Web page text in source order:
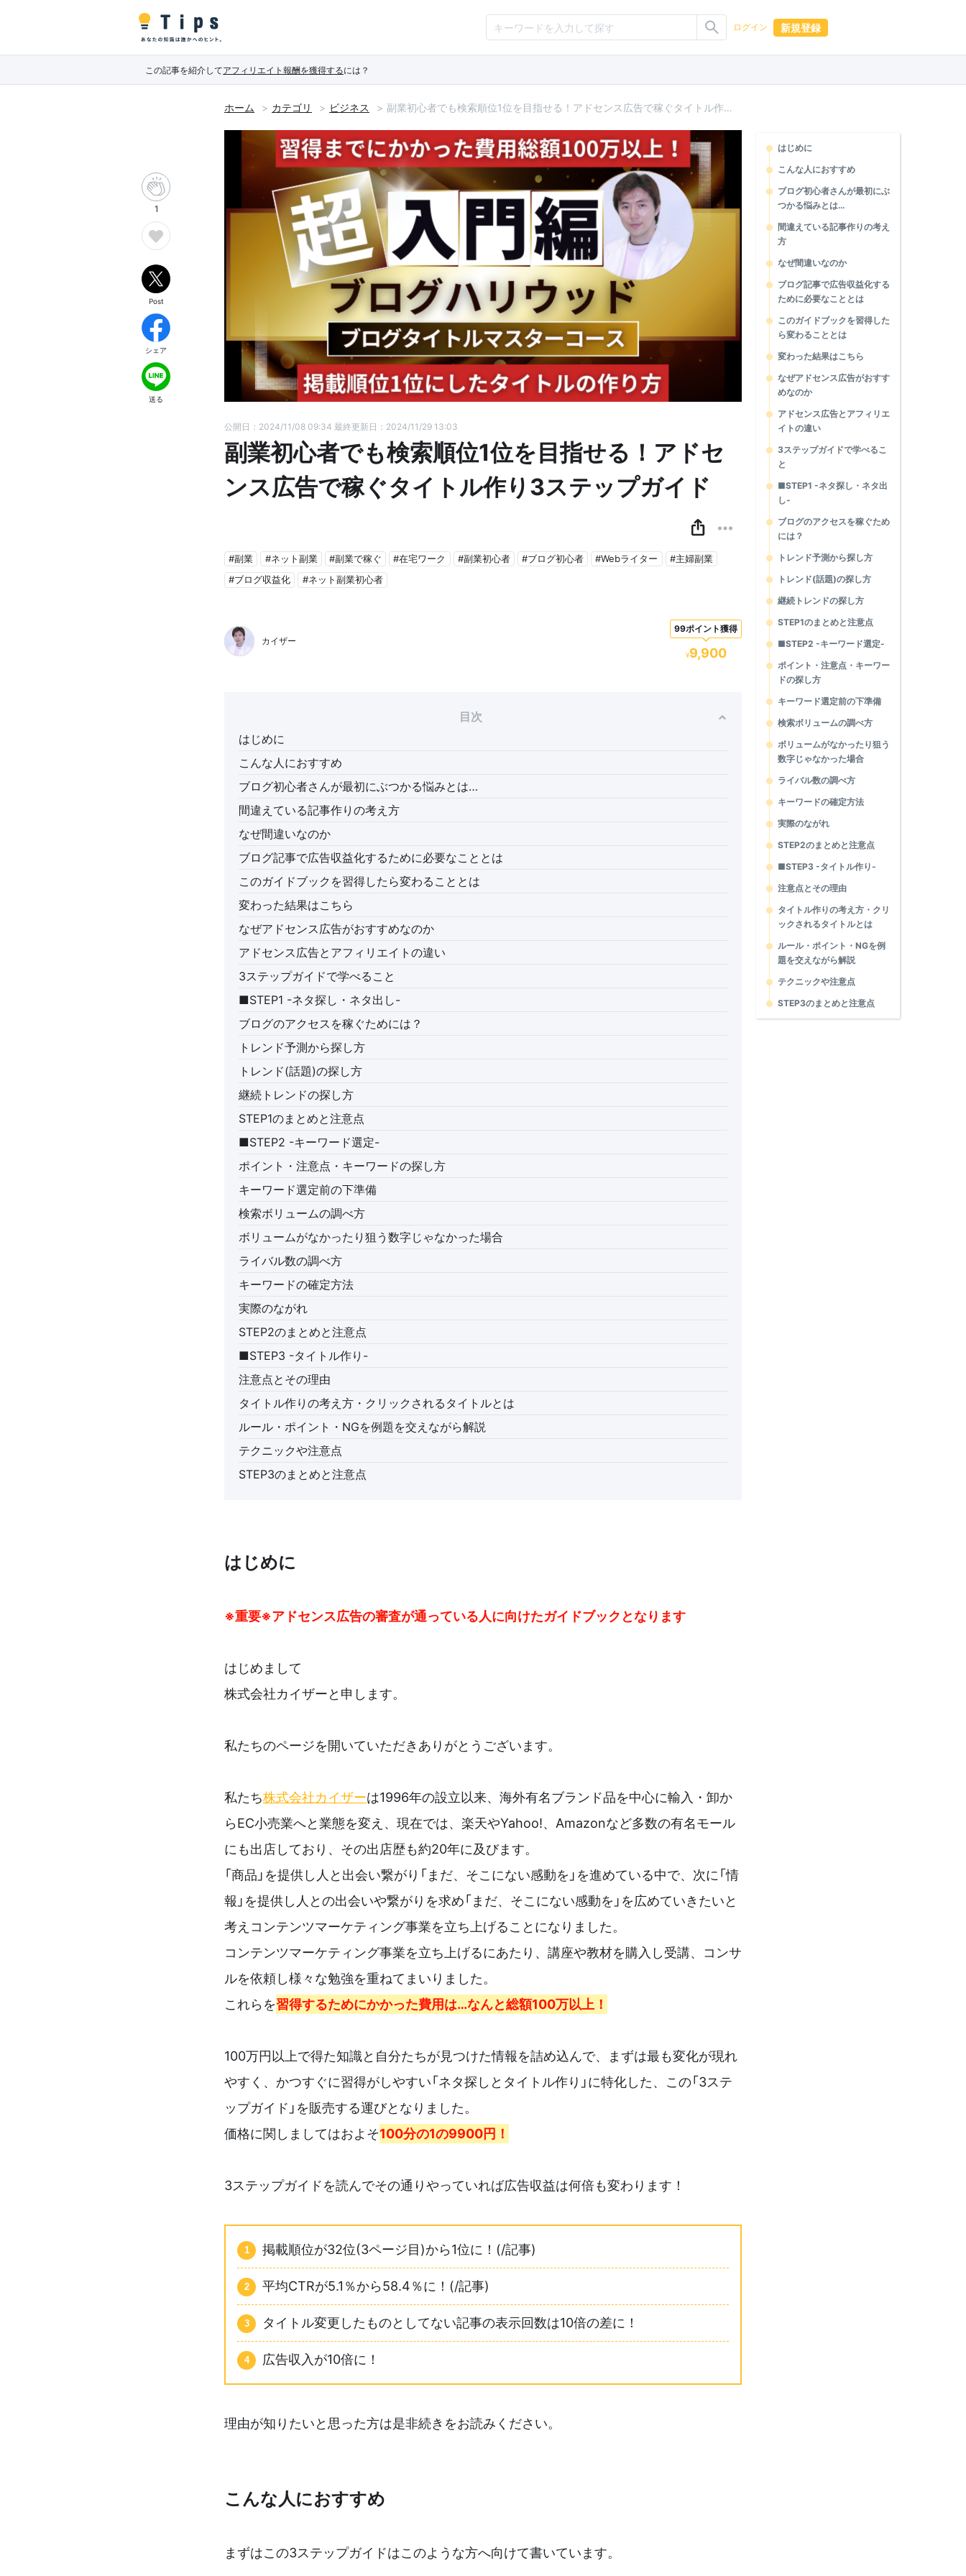
ログイン 新規登録
この記事を紹介してアフィリエイト報酬を獲得するには？
ホーム カテゴリ ビジネス 副業初心者でも検索順位1位を目指せる！アドセンス広告で稼ぐタイトル作り3ステップガイド
公開日：2024/11/08 09:34 最終更新日：2024/11/29 13:03
副業初心者でも検索順位1位を目指せる！アドセ
ンス広告で稼ぐタイトル作り3ステップガイド
#副業 #ネット副業 #副業で稼ぐ #在宅ワーク #副業初心者 #ブログ初心者 #Webライター
#主婦副業
#ブログ収益化
#ネット副業初心者
99ポイント獲得
¥9,900
カイザー
目次
はじめに
こんな人におすすめ
ブログ初心者さんが最初にぶつかる悩みとは…
間違えている記事作りの考え方
なぜ間違いなのか
ブログ記事で広告収益化するために必要なこととは
このガイドブックを習得したら変わることとは
変わった結果はこちら
なぜアドセンス広告がおすすめなのか
アドセンス広告とアフィリエイトの違い
3ステップガイドで学べること
■STEP1 -ネタ探し・ネタ出し-
ブログのアクセスを稼ぐためには？
トレンド予測から探し方
トレンド(話題)の探し方
継続トレンドの探し方
STEP1のまとめと注意点
■STEP2 -キーワード選定-
ポイント・注意点・キーワードの探し方
キーワード選定前の下準備
検索ボリュームの調べ方
ボリュームがなかったり狙う数字じゃなかった場合
ライバル数の調べ方
キーワードの確定方法
実際のながれ
STEP2のまとめと注意点
■STEP3 -タイトル作り-
注意点とその理由
タイトル作りの考え方・クリックされるタイトルとは
ルール・ポイント・NGを例題を交えながら解説
テクニックや注意点
STEP3のまとめと注意点
はじめに
※重要※アドセンス広告の審査が通っている人に向けたガイドブックとなります
はじめまして
株式会社カイザーと申します。
私たちのページを開いていただきありがとうございます。
私たち株式会社カイザーは1996年の設立以来、海外有名ブランド品を中心に輸入・卸か
らEC小売業へと業態を変え、現在では、楽天やYahoo!、Amazonなど多数の有名モール
にも出店しており、その出店歴も約20年に及びます。
「商品」を提供し人と出会い繋がり「まだ、そこにない感動を」を進めている中で、次に「情
報」を提供し人との出会いや繋がりを求め「まだ、そこにない感動を」を広めていきたいと
考えコンテンツマーケティング事業を立ち上げることになりました。
コンテンツマーケティング事業を立ち上げるにあたり、講座や教材を購入し受講、コンサ
ルを依頼し様々な勉強を重ねてまいりました。
これらを習得するためにかかった費用は…なんと総額100万以上！
100万円以上で得た知識と自分たちが見つけた情報を詰め込んで、まずは最も変化が現れ
やすく、かつすぐに習得がしやすい「ネタ探しとタイトル作り」に特化した、この「3ステ
ップガイド」を販売する運びとなりました。
価格に関しましてはおよそ100分の1の9900円！
3ステップガイドを読んでその通りやっていれば広告収益は何倍も変わります！
掲載順位が32位(3ページ目)から1位に！(/記事)
平均CTRが5.1％から58.4％に！(/記事)
タイトル変更したものとしてない記事の表示回数は10倍の差に！
広告収入が10倍に！
理由が知りたいと思った方は是非続きをお読みください。
こんな人におすすめ
まずはこの3ステップガイドはこのような方へ向けて書いています。
はじめに
こんな人におすすめ
ブログ初心者さんが最初にぶ
つかる悩みとは…
間違えている記事作りの考え
方
なぜ間違いなのか
ブログ記事で広告収益化する
ために必要なこととは
このガイドブックを習得した
ら変わることとは
変わった結果はこちら
なぜアドセンス広告がおすす
めなのか
アドセンス広告とアフィリエ
イトの違い
3ステップガイドで学べるこ
と
■STEP1 -ネタ探し・ネタ出
し-
ブログのアクセスを稼ぐため
には？
トレンド予測から探し方
トレンド(話題)の探し方
継続トレンドの探し方
STEP1のまとめと注意点
■STEP2 -キーワード選定-
ポイント・注意点・キーワー
ドの探し方
キーワード選定前の下準備
検索ボリュームの調べ方
ボリュームがなかったり狙う
数字じゃなかった場合
ライバル数の調べ方
キーワードの確定方法
実際のながれ
STEP2のまとめと注意点
■STEP3 -タイトル作り-
注意点とその理由
タイトル作りの考え方・クリ
ックされるタイトルとは
ルール・ポイント・NGを例
題を交えながら解説
テクニックや注意点
STEP3のまとめと注意点
1
Post
シェア
送る